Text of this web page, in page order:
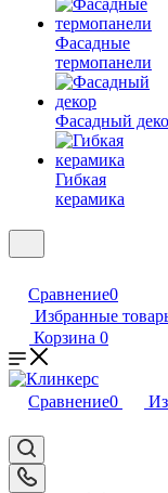
Фасадные
термопанели
Фасадный
Гибкая
керамика
Сравнение0
Избранные
Корзина 0
Сравнение0